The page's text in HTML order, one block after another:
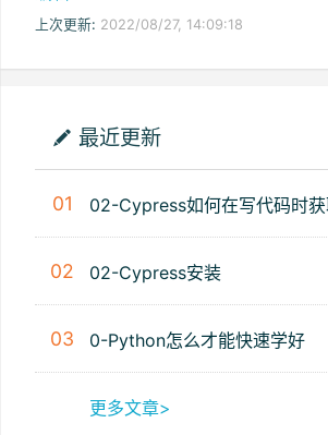
上次更新: 2022/08/27, 14:09:18
最近更新
01 02-Cypress如何在写代码时
02 02-Cypress安装
03 0-Python怎么才能快速学好
更多文章>